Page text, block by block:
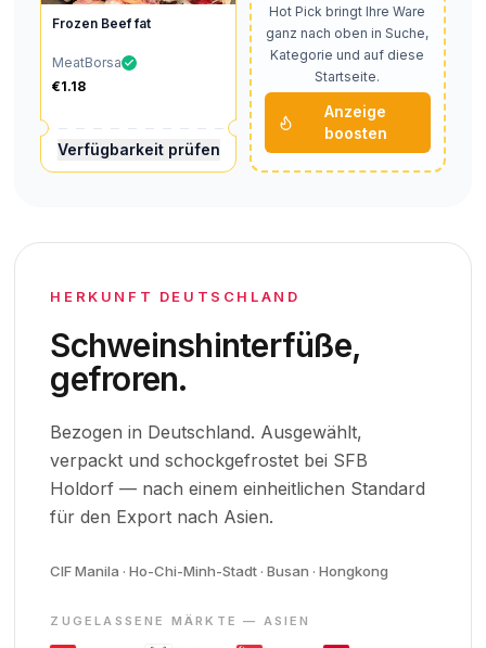
Frozen Beef fat
MeatBorsa
€1.18
Verfügbarkeit prüfen
Hot Pick bringt Ihre Ware
ganz nach oben in Suche,
Kategorie und auf diese
Startseite.
Anzeige
boosten
HERKUNFT DEUTSCHLAND
Schweinshinterfüße,
gefroren.
Bezogen in Deutschland. Ausgewählt,
verpackt und schockgefrostet bei SFB
Holdorf — nach einem einheitlichen Standard
für den Export nach Asien.
CIF Manila · Ho-Chi-Minh-Stadt · Busan · Hongkong
ZUGELASSENE MÄRKTE — ASIEN